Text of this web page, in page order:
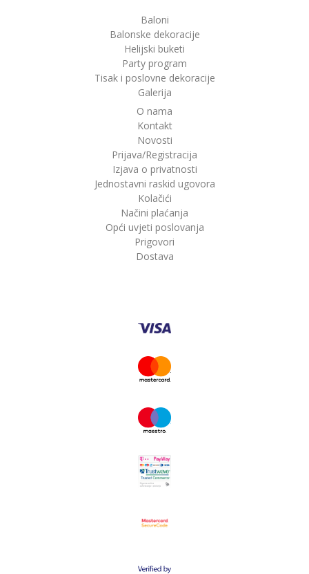
Baloni
Balonske dekoracije
Helijski buketi
Party program
Tisak i poslovne dekoracije
Galerija
O nama
Kontakt
Novosti
Prijava/Registracija
Izjava o privatnosti
Jednostavni raskid ugovora
Kolačići
Načini plaćanja
Opći uvjeti poslovanja
Prigovori
Dostava